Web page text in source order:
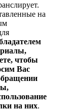
на
чтобы
Вас
на них.